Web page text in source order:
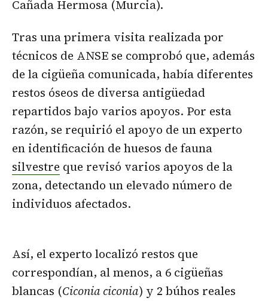
Cañada Hermosa (Murcia).
Tras una primera visita realizada por
técnicos de ANSE se comprobó que, además
de la cigüeña comunicada, había diferentes
restos óseos de diversa antigüedad
repartidos bajo varios apoyos. Por esta
razón, se requirió el apoyo de un experto
en identificación de huesos de fauna
silvestre que revisó varios apoyos de la
zona, detectando un elevado número de
individuos afectados.
Así, el experto localizó restos que
correspondían, al menos, a 6 cigüeñas
blancas (Ciconia ciconia) y 2 búhos reales